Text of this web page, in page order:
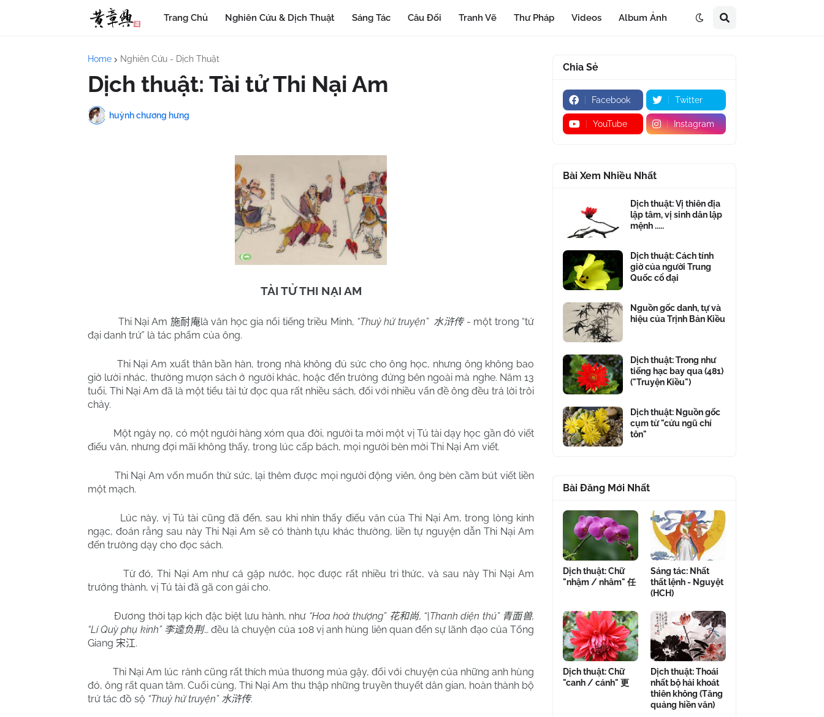
Trang Chủ Nghiên Cứu & Dịch Thuật Sáng Tác Câu Đối Tranh Vẽ Thư Pháp Videos Album Ảnh
Home Nghiên Cứu - Dịch Thuật
Dịch thuật: Tài tử Thi Nại Am
huỳnh chương hưng
TÀI TỬ THI NẠI AM
Thi Nại Am 施耐庵là văn học gia nổi tiếng triều Minh, “Thuỷ hử truyện” 水浒传 - một trong “tứ
đại danh trứ” là tác phẩm của ông.
Thi Nại Am xuất thân bần hàn, trong nhà không đủ sức cho ông học, nhưng ông không bao
giờ lười nhác, thường mượn sách ở người khác, hoặc đến trường đứng bên ngoài mà nghe. Năm 13
tuổi, Thi Nại Am đã là một tiểu tài tử đọc qua rất nhiều sách, đối với nhiều vấn đề ông đều trả lời trôi
chảy.
Một ngày nọ, có một người hàng xóm qua đời, người ta mời một vị Tú tài dạy học gần đó viết
điếu văn, nhưng đợi mãi không thấy, trong lúc cấp bách, mọi người bèn mời Thi Nại Am viết.
Thi Nại Am vốn muốn thử sức, lại thêm được mọi người động viên, ông bèn cầm bút viết liền
một mạch.
Lúc này, vị Tú tài cũng đã đến, sau khi nhìn thấy điếu văn của Thi Nại Am, trong lòng kinh
ngạc, đoán rằng sau này Thi Nại Am sẽ có thành tựu khác thường, liền tự nguyện dẫn Thi Nại Am
đến trường dạy cho đọc sách.
Từ đó, Thi Nại Am như cá gặp nước, học được rất nhiều tri thức, và sau này Thi Nại Am
trưởng thành, vị Tú tài đã gã con gái cho.
Đương thời tạp kịch đặc biệt lưu hành, như “Hoa hoà thượng” 花和尚, “|Thanh diện thú” 青面兽,
“Lí Quỳ phụ kinh” 李逵负荆… đều là chuyện của 108 vị anh hùng liên quan đến sự lãnh đạo của Tống
Giang 宋江.
Thi Nại Am lúc rảnh cũng rất thích múa thương múa gậy, đối với chuyện của những anh hùng
đó, ông rất quan tâm. Cuối cùng, Thi Nại Am thu thập những truyền thuyết dân gian, hoàn thành bộ
trứ tác đồ sộ “Thuỷ hử truyện” 水浒传.
Chia Sẻ
Facebook Twitter
YouTube Instagram
Bài Xem Nhiều Nhất
Dịch thuật: Vị thiên địa
lập tâm, vị sinh dân lập
mệnh .....
Dịch thuật: Cách tính
giờ của người Trung
Quốc cổ đại
Nguồn gốc danh, tự và
hiệu của Trịnh Bản Kiều
Dịch thuật: Trong như
tiếng hạc bay qua (481)
("Truyện Kiều")
Dịch thuật: Nguồn gốc
cụm từ "cửu ngũ chí
tôn"
Bài Đăng Mới Nhất
Dịch thuật: Chữ
"nhậm / nhâm" 任
Sáng tác: Nhất
thất lệnh - Nguyệt
(HCH)
Dịch thuật: Chữ
"canh / cánh" 更
Dịch thuật: Thoái
nhất bộ hải khoát
thiên không (Tăng
quảng hiền văn)